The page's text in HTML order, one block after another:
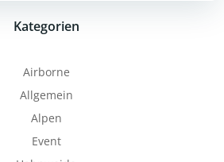
Kategorien
Airborne
Allgemein
Alpen
Event